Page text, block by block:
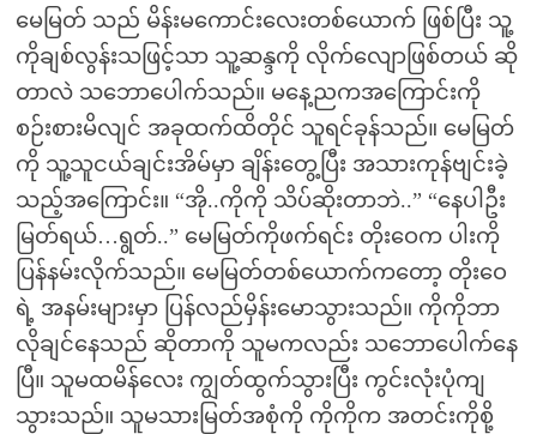
မေမြတ် သည် မိန်းမကောင်းလေးတစ်ယောက် ဖြစ်ပြီး သူ့
ကိုချစ်လွန်းသဖြင့်သာ သူ့ဆန္ဒကို လိုက်လျောဖြစ်တယ် ဆို
တာလဲ သဘောပေါက်သည်။ မနေ့ညကအကြောင်းကို
စဉ်းစားမိလျင် အခုထက်ထိတိုင် သူရင်ခုန်သည်။ မေမြတ်
ကို သူ့သူငယ်ချင်းအိမ်မှာ ချိန်းတွေ့ပြီး အသားကုန်ဗျင်းခဲ့
သည့်အကြောင်း။ “အို..ကိုကို သိပ်ဆိုးတာဘဲ..” “နေပါဦး
မြတ်ရယ်…ရွတ်..” မေမြတ်ကိုဖက်ရင်း တိုးဝေက ပါးကို
ပြန်နမ်းလိုက်သည်။ မေမြတ်တစ်ယောက်ကတော့ တိုးဝေ
ရဲ့ အနမ်းများမှာ ပြန်လည်မှိန်းမောသွားသည်။ ကိုကိုဘာ
လိုချင်နေသည် ဆိုတာကို သူမကလည်း သဘောပေါက်နေ
ပြီ။ သူမထမိန်လေး ကျွတ်ထွက်သွားပြီး ကွင်းလုံးပုံကျ
သွားသည်။ သူမသားမြတ်အစုံကို ကိုကိုက အတင်းကိုစို့